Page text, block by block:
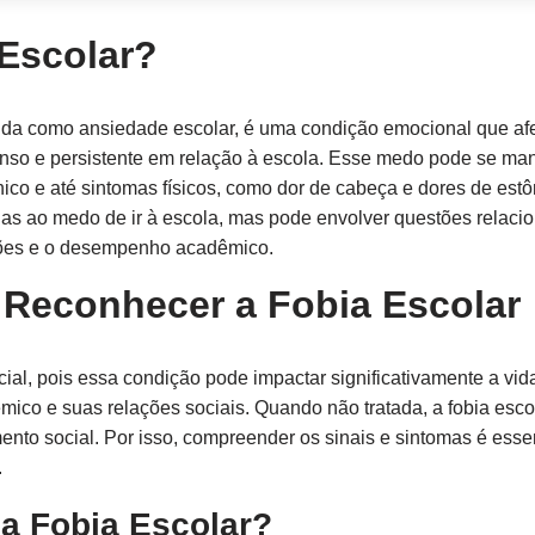
como ansiedade escolar, é uma condição emocional que
e persistente em relação à escola. Esse medo pode se
e até sintomas físicos, como dor de cabeça e dores de
ao medo de ir à escola, mas pode envolver questões
e o desempenho acadêmico.
a Fobia Escolar
pois essa condição pode impactar significativamente a
e suas relações sociais. Quando não tratada, a fobia
social. Por isso, compreender os sinais e sintomas é
Fobia Escolar?